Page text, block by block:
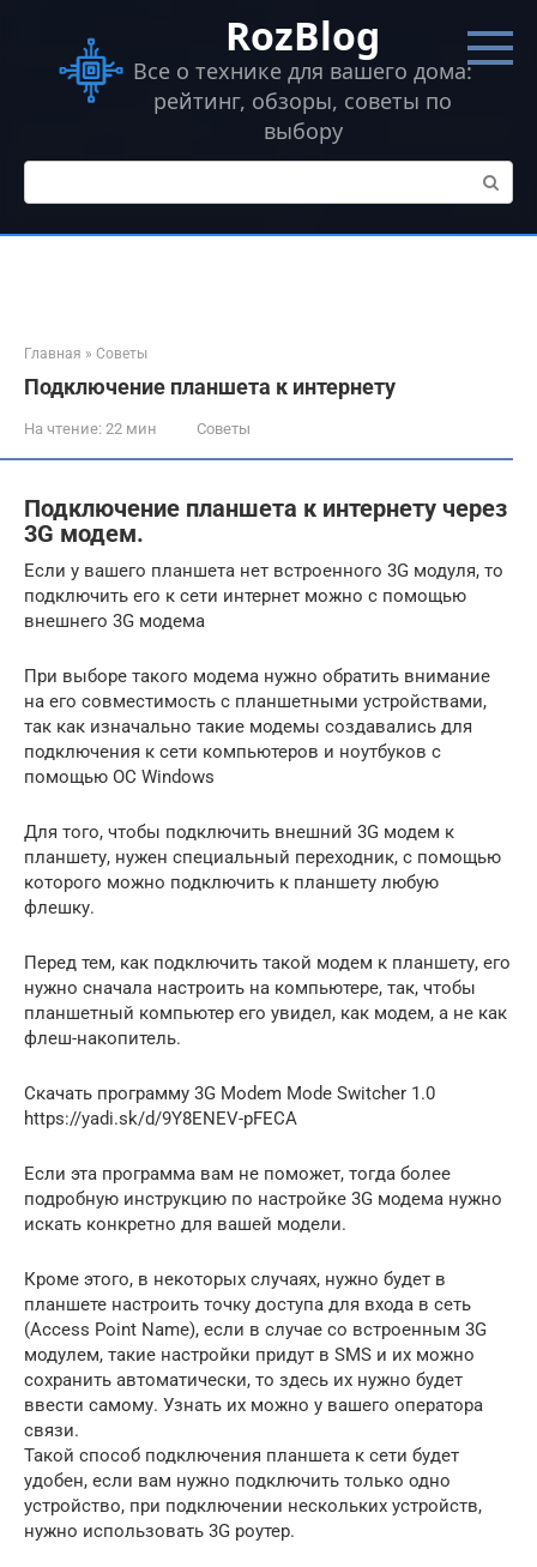
контенту
RozBlog
Все о технике для вашего дома:
рейтинг, обзоры, советы по
выбору
Поиск:
Главная » Советы
Подключение планшета к интернету
На чтение: 22 мин Советы
Подключение планшета к интернету через
3G модем.
Если у вашего планшета нет встроенного 3G модуля, то
подключить его к сети интернет можно с помощью
внешнего 3G модема
При выборе такого модема нужно обратить внимание
на его совместимость с планшетными устройствами,
так как изначально такие модемы создавались для
подключения к сети компьютеров и ноутбуков с
помощью ОС Windows
Для того, чтобы подключить внешний 3G модем к
планшету, нужен специальный переходник, с помощью
которого можно подключить к планшету любую
флешку.
Перед тем, как подключить такой модем к планшету, его
нужно сначала настроить на компьютере, так, чтобы
планшетный компьютер его увидел, как модем, а не как
флеш-накопитель.
Скачать программу 3G Modem Mode Switcher 1.0
https://yadi.sk/d/9Y8ENEV-pFECA
Если эта программа вам не поможет, тогда более
подробную инструкцию по настройке 3G модема нужно
искать конкретно для вашей модели.
Кроме этого, в некоторых случаях, нужно будет в
планшете настроить точку доступа для входа в сеть
(Access Point Name), если в случае со встроенным 3G
модулем, такие настройки придут в SMS и их можно
сохранить автоматически, то здесь их нужно будет
ввести самому. Узнать их можно у вашего оператора
связи.
Такой способ подключения планшета к сети будет
удобен, если вам нужно подключить только одно
устройство, при подключении нескольких устройств,
нужно использовать 3G роутер.